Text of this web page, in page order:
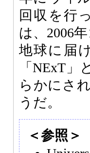
回収を行
は、2006
地球に届
「NExT
らかにさ
うだ。
＜参照＞